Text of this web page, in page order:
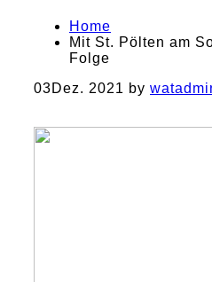
Home
Mit St. Pölten am
Folge
03Dez. 2021 by